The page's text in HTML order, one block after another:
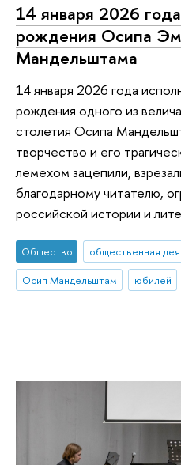
14 января 2026
рождения Осипа
Мандельштама
14 января 2026 года
рождения одного из
столетия Осипа
творчество и его
лемехом зацепили,
благодарному читателю,
российской истории и
Общество
общественная
Осип Мандельштам
юбилей